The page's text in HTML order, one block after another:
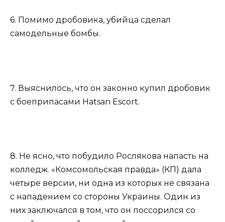
6. Помимо дробовика, убийца сделал
самодельные бомбы.
7. Выяснилось, что он законно купил дробовик
с боеприпасами Hatsan Escort.
8. Не ясно, что побудило Рослякова напасть на
колледж. «Комсомольская правда» (КП) дала
четыре версии, ни одна из которых не связана
с нападением со стороны Украины. Один из
них заключался в том, что он поссорился со